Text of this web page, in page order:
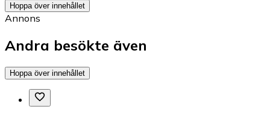
Hoppa över innehållet
Annons
Andra besökte även
Hoppa över innehållet